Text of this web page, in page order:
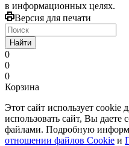
в информационных целях.
Версия для печати
Найти
0
0
0
Корзина
Этот сайт использует
использовать сайт, Вы даете
файлами. Подробную
отношении файлов Cookie и